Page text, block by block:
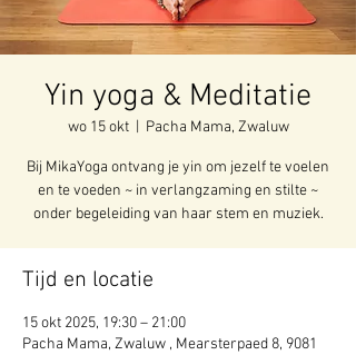
Yin yoga & Meditatie
wo 15 okt
  |
Pacha Mama, Zwaluw
Bij MikaYoga ontvang je yin om jezelf te voelen
en te voeden ~ in verlangzaming en stilte ~
onder begeleiding van haar stem en muziek.
Tijd en locatie
15 okt 2025, 19:30 – 21:00
Pacha Mama, Zwaluw , Mearsterpaed 8, 9081